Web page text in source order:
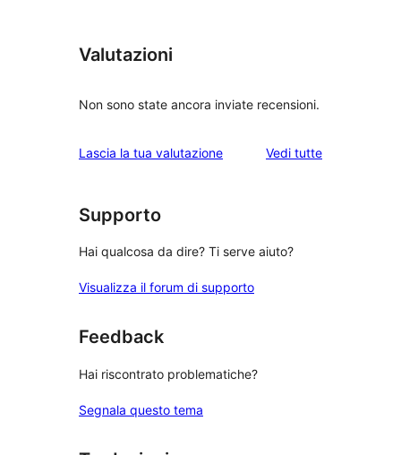
Valutazioni
Non sono state ancora inviate recensioni.
Lascia la tua valutazione Vedi tuttele
Supporto
Hai qualcosa da dire? Ti serve aiuto?
Visualizza il forum di supporto
Feedback
Hai riscontrato problematiche?
Segnala questo tema